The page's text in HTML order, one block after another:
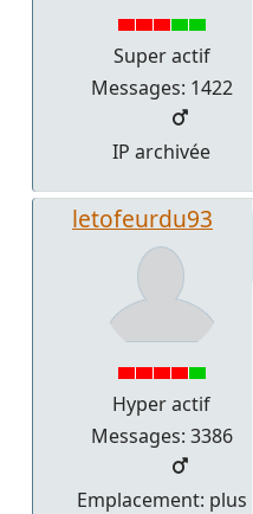
Super actif
Messages: 1422
IP archivée
letofeurdu93
Hyper actif
Messages: 3386
Emplacement: plus